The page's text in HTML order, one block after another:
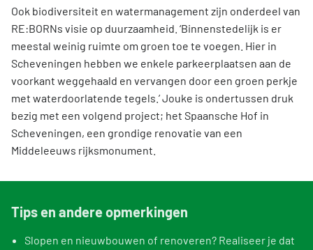
Ook biodiversiteit en watermanagement zijn onderdeel van
RE:BORNs visie op duurzaamheid. ‘Binnenstedelijk is er
meestal weinig ruimte om groen toe te voegen. Hier in
Scheveningen hebben we enkele parkeerplaatsen aan de
voorkant weggehaald en vervangen door een groen perkje
met waterdoorlatende tegels.’ Jouke is ondertussen druk
bezig met een volgend project; het Spaansche Hof in
Scheveningen, een grondige renovatie van een
Middeleeuws rijksmonument.
Tips en andere opmerkingen
Slopen en nieuwbouwen of renoveren? Realiseer je dat